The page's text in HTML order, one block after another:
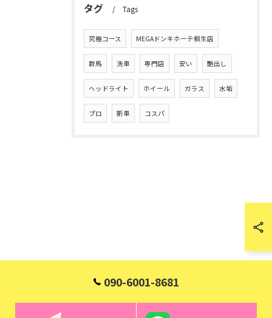
タグ Tags
究極コース MEGAドンキホーテ桐生店
群馬 洗車 専門店 安い 艶出し
ヘッドライト ホイール ガラス 水垢
プロ 新車 コスパ
090-6001-8681